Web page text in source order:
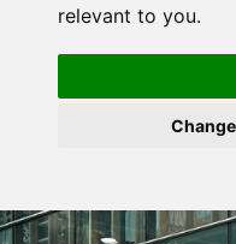
relevant to you.